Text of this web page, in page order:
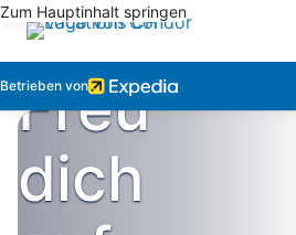
Zum Hauptinhalt springen
Betrieben von
Freu
dich